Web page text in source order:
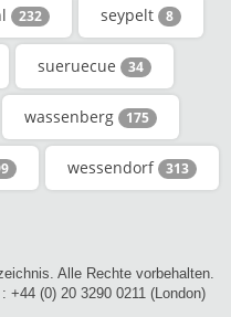
232 seypelt 8
sueruecue 34
wassenberg 175
wessendorf 313
Alle Rechte vorbehalten.
+44 (0) 20 3290 0211 (London)